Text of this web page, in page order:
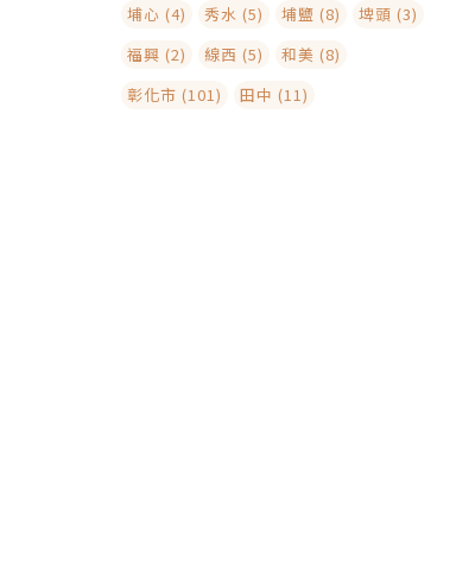
埔心 (4)
秀水 (5) 埔鹽 (8)
埤頭 (3)
福興 (2)
線西 (5)
和美 (8)
彰化市 (101)
田中 (11)